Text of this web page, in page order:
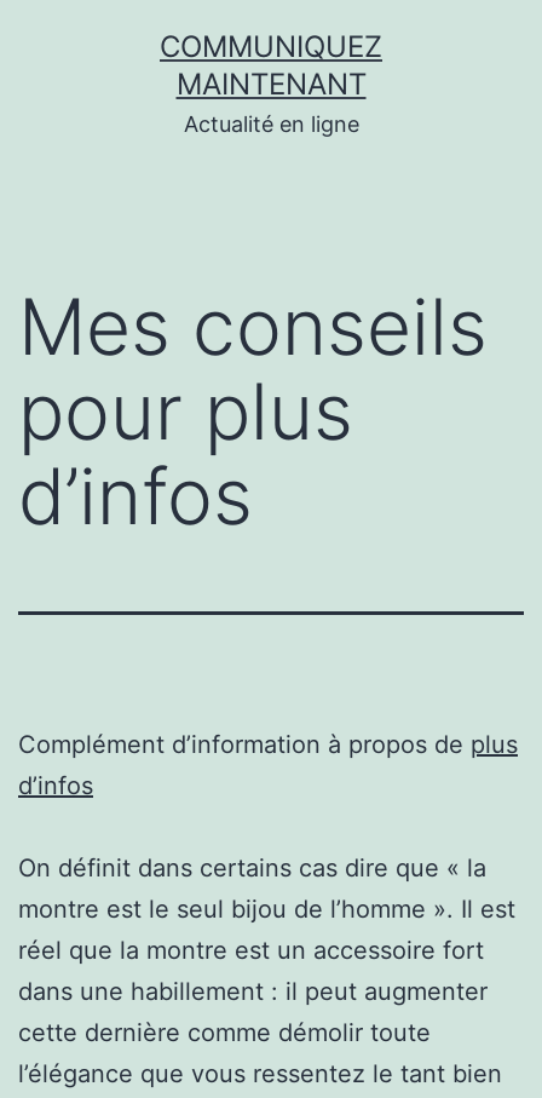
COMMUNIQUEZ
MAINTENANT
Actualité en ligne
Mes conseils
pour plus
d’infos
Complément d’information à propos de plus
d’infos
On définit dans certains cas dire que « la
montre est le seul bijou de l’homme ». Il est
réel que la montre est un accessoire fort
dans une habillement : il peut augmenter
cette dernière comme démolir toute
l’élégance que vous ressentez le tant bien